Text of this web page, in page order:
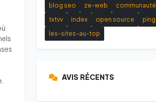
blog seo
ze-web
communauté
txtvv
index open source
ping
les-sites-au-top
AVIS RÉCENTS